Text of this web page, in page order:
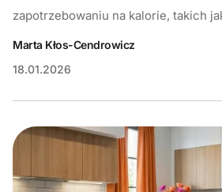
zapotrzebowaniu na kalorie, takich
Marta Kłos-Cendrowicz
18.01.2026